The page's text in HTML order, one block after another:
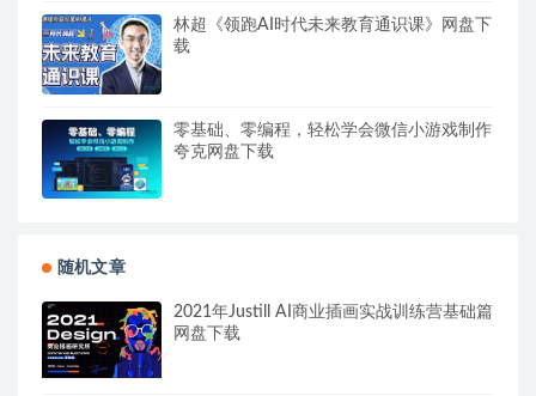
林超《领跑AI时代未来教育通识课》网盘下
载
零基础、零编程，轻松学会微信小游戏制作
夸克网盘下载
随机文章
2021年Justill AI商业插画实战训练营基础篇
网盘下载